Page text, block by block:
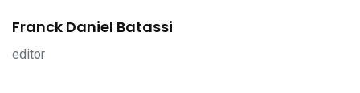
Franck Daniel Batassi
editor